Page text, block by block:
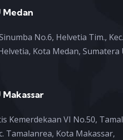
Medan
No.6, Helvetia Tim., Kec.
Kota Medan, Sumatera
Makassar
Kemerdekaan VI No.50,
Tamalanrea, Kota Makassar,